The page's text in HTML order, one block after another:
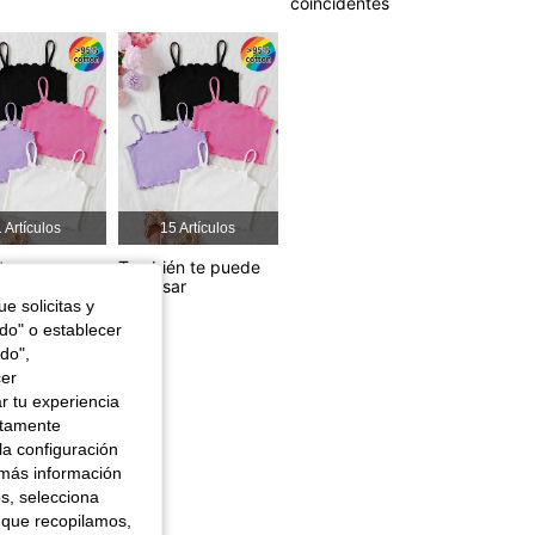
Color: Multicolor, Talla: 6Y
4,85 362 14K
Artículos 15 Artículos
También te puede
interesar
solicitas y
o establecer
tu experiencia
configuración
información
selecciona
recopilamos,